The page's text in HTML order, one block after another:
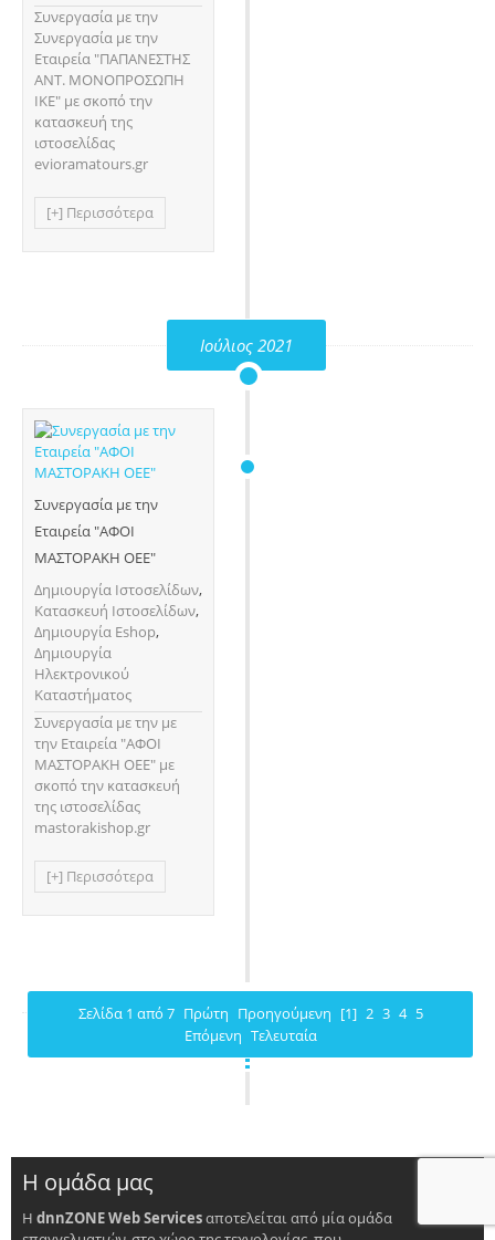
Συνεργασία με την
Συνεργασία με την
Εταιρεία "ΠΑΠΑΝΕΣΤΗΣ
ΑΝΤ. ΜΟΝΟΠΡΟΣΩΠΗ
ΙΚΕ" με σκοπό την
κατασκευή της
ιστοσελίδας
evioramatours.gr
[+] Περισσότερα
Ιούλιος 2021
Συνεργασία με την
Εταιρεία "ΑΦΟΙ
ΜΑΣΤΟΡΑΚΗ ΟΕΕ"
Δημιουργία Ιστοσελίδων,
Κατασκευή Ιστοσελίδων,
Δημιουργία Eshop,
Δημιουργία
Ηλεκτρονικού
Καταστήματος
Συνεργασία με την με
την Εταιρεία "ΑΦΟΙ
ΜΑΣΤΟΡΑΚΗ ΟΕΕ" με
σκοπό την κατασκευή
της ιστοσελίδας
mastorakishop.gr
[+] Περισσότερα
Σελίδα 1 από 7 Πρώτη Προηγούμενη [1] 2 3 4 5
Επόμενη Τελευταία
Η ομάδα μας
Η dnnZONE Web Servicesαποτελείται από μία ομάδα